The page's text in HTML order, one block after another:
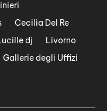
Cecilia Del Re
dj
Livorno
Gallerie degli Uffizi